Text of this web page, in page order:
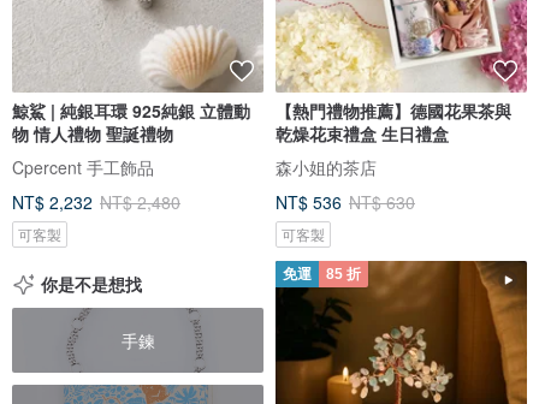
鯨鯊 | 純銀耳環 925純銀 立體動
物 情人禮物 聖誕禮物
Cpercent 手工飾品
NT$ 2,232 NT$ 2,480
可客製
【熱門禮物推薦】德國花果茶與
乾燥花束禮盒 生日禮盒
森小姐的茶店
NT$ 536 NT$ 630
可客製
你是不是想找
手鍊
免運 85 折